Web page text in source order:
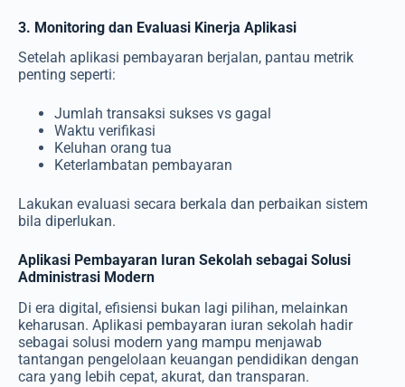
3. Monitoring dan Evaluasi Kinerja Aplikasi
Setelah aplikasi pembayaran berjalan, pantau metrik
penting seperti:
Jumlah transaksi sukses vs gagal
Waktu verifikasi
Keluhan orang tua
Keterlambatan pembayaran
Lakukan evaluasi secara berkala dan perbaikan sistem
bila diperlukan.
Aplikasi Pembayaran Iuran Sekolah sebagai Solusi
Administrasi Modern
Di era digital, efisiensi bukan lagi pilihan, melainkan
keharusan. Aplikasi pembayaran iuran sekolah hadir
sebagai solusi modern yang mampu menjawab
tantangan pengelolaan keuangan pendidikan dengan
cara yang lebih cepat, akurat, dan transparan.